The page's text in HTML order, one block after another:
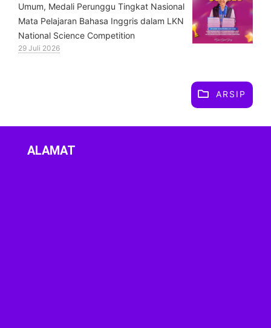
Umum, Medali Perunggu Tingkat Nasional
Mata Pelajaran Bahasa Inggris dalam LKN
National Science Competition
29 Juli 2026
ARSIP
ALAMAT